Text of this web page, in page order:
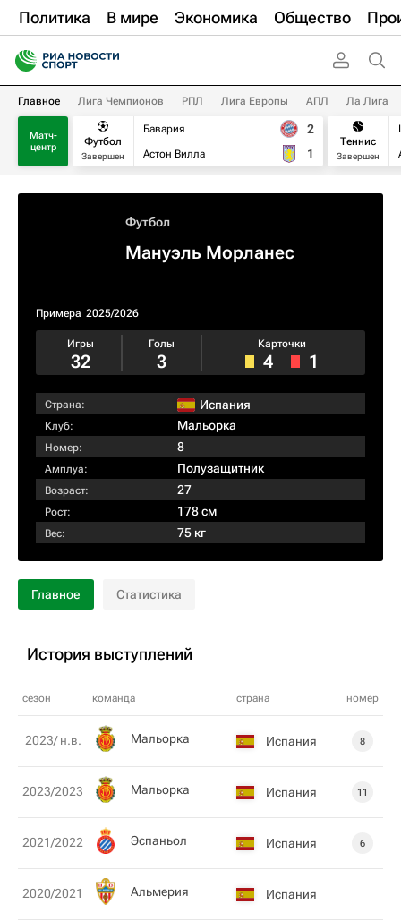
Политика В мире Экономика Общество
Главное Лига Чемпионов РПЛ Лига Европы АПЛ Ла Лига
Матч-
центр
Футбол
Завершен
Бавария
Астон Вилла
2
1
Теннис
Завершен
Футбол
Мануэль Морланес
Примера 2025/2026
Игры
32
Голы
3
Карточки
4 1
Страна: Испания
Клуб: Мальорка
Номер: 8
Амплуа: Полузащитник
Возраст: 27
Рост: 178 см
Вес: 75 кг
Главное Статистика
История выступлений
сезон команда страна номер
2023/ н.в. Мальорка Испания 8
2023/2023 Мальорка Испания 11
2021/2022 Эспаньол Испания 6
2020/2021 Альмерия Испания